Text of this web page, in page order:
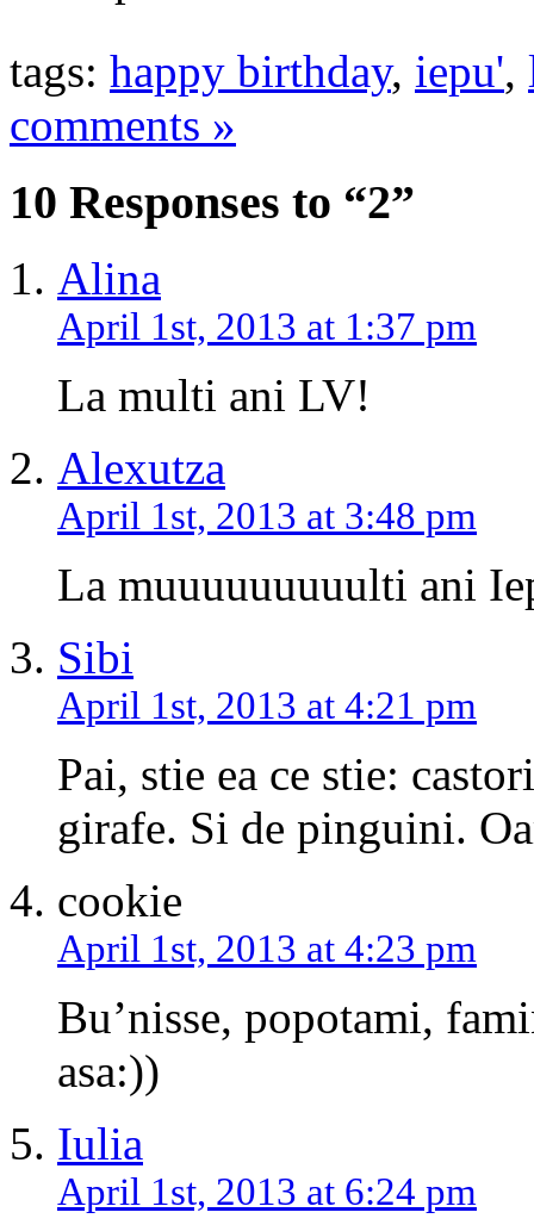
tags: happy birthday, iepu',
comments »
10 Responses to “2”
Alina
April 1st, 2013 at 1:37 pm
La multi ani LV!
Alexutza
April 1st, 2013 at 3:48 pm
La muuuuuuuuulti ani
Sibi
April 1st, 2013 at 4:21 pm
Pai, stie ea ce stie:
girafe. Si de pinguini.
cookie
April 1st, 2013 at 4:23 pm
Bu’nisse, popotami,
asa:))
Iulia
April 1st, 2013 at 6:24 pm